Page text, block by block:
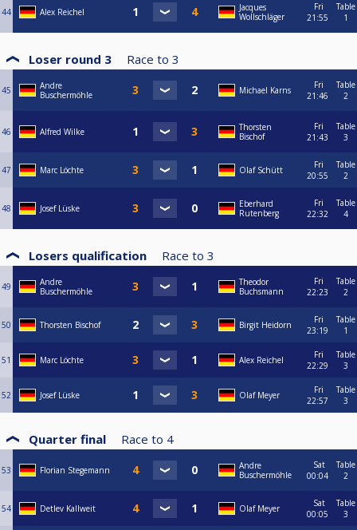
44 Alex Reichel
Jacques
Wollschläger
Fri
21:55
Table
1
Loser round 3 Race to 3
45
Andre
Buschermöhle
Michael Karns
Fri
21:46
Table
2
46 Alfred Wilke
Thorsten
Bischof
Fri
21:43
Table
3
47 Marc Löchte Olaf Schütt
Fri
20:55
Table
2
48 Josef Lüske
Eberhard
Rutenberg
Fri
22:32
Table
4
Losers qualification Race to 3
49
Andre
Buschermöhle
Theodor
Buchsmann
Fri
22:23
Table
2
50 Thorsten Bischof Birgit Heidorn
Fri
23:19
Table
1
51 Marc Löchte Alex Reichel
Fri
22:29
Table
3
52 Josef Lüske Olaf Meyer
Fri
22:57
Table
3
Quarter final Race to 4
53 Florian Stegemann
Andre
Buschermöhle
Sat
00:04
Table
2
54 Detlev Kallweit Olaf Meyer
Sat
00:05
Table
3